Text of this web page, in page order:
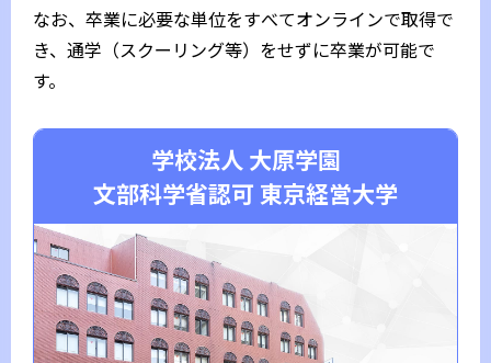
なお、卒業に必要な単位をすべてオンラインで取得で
き、通学（スクーリング等）をせずに卒業が可能で
す。
学校法人 大原学園
文部科学省認可 東京経営大学